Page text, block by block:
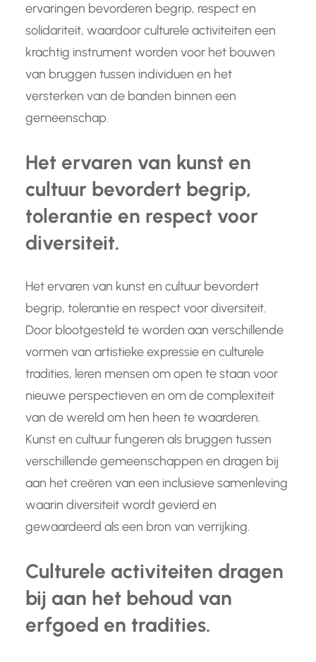
ervaringen bevorderen begrip, respect en
solidariteit, waardoor culturele activiteiten een
krachtig instrument worden voor het bouwen
van bruggen tussen individuen en het
versterken van de banden binnen een
gemeenschap.
Het ervaren van kunst en
cultuur bevordert begrip,
tolerantie en respect voor
diversiteit.
Het ervaren van kunst en cultuur bevordert
begrip, tolerantie en respect voor diversiteit.
Door blootgesteld te worden aan verschillende
vormen van artistieke expressie en culturele
tradities, leren mensen om open te staan voor
nieuwe perspectieven en om de complexiteit
van de wereld om hen heen te waarderen.
Kunst en cultuur fungeren als bruggen tussen
verschillende gemeenschappen en dragen bij
aan het creëren van een inclusieve samenleving
waarin diversiteit wordt gevierd en
gewaardeerd als een bron van verrijking.
Culturele activiteiten dragen
bij aan het behoud van
erfgoed en tradities.